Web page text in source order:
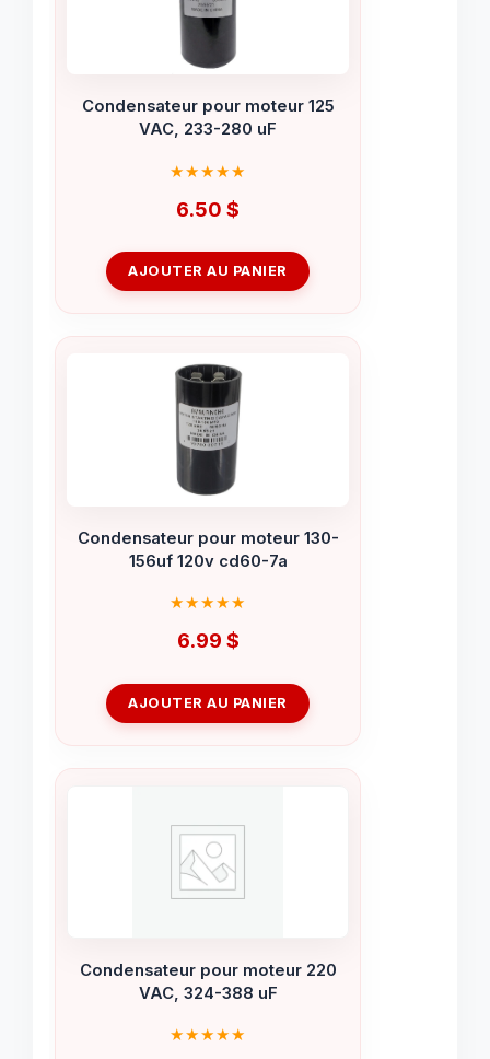
Condensateur pour moteur 125
VAC, 233-280 uF
6.50 $
AJOUTER AU PANIER
Condensateur pour moteur 130-
156uf 120v cd60-7a
6.99 $
AJOUTER AU PANIER
Condensateur pour moteur 220
VAC, 324-388 uF